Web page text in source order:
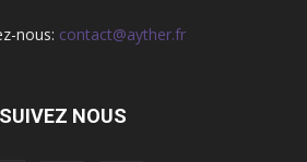
nous: contact@ayther.fr
SUIVEZ NOUS